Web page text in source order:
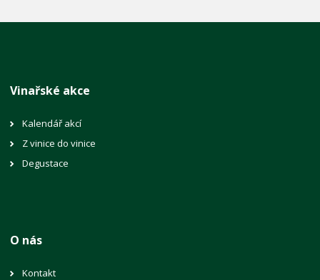
Vinařské akce
Kalendář akcí
Z vinice do vinice
Degustace
O nás
Kontakt